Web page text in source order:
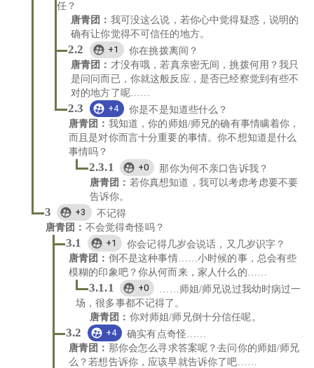
任？
唐青团 ： 我可没这么说，若你心中觉得疑惑，说明的
确有让你觉得不可信任的地方。
2.2 +1
你在挑拨离间？
唐青团 ： 才没有哦，若真亲密无间，挑拨何用？我只
是问问而已，你就这般反应，是否已经察觉到有些不
对的地方了呢……
2.3 +4
你是不是知道些什么？
唐青团 ： 我知道，你的师姐/师兄的确有事情瞒着你，
而且是对你而言十分重要的事情。你不想知道是什么
事情吗？
2.3.1 +0
那你为何不亲口告诉我？
唐青团 ： 若你真想知道，我可以考虑考虑要不要
告诉你。
3 +3
不记得
唐青团 ： 不会觉得奇怪吗？
3.1 +1
你会记得几岁会说话，又几岁识字？
唐青团 ： 倒不是这种事情……小时候的事，总会有些
模糊的印象吧？你从何而来，家人什么的……
3.1.1 +0
……师姐/师兄说过我幼时病过一
场，很多事都不记得了。
唐青团 ： 你对师姐/师兄倒十分信任呢。
3.2 +4
确实有点奇怪……
唐青团 ： 那你会怎么寻求答案呢？去问你的师姐/师兄
么？若想告诉你，应该早就告诉你了吧……